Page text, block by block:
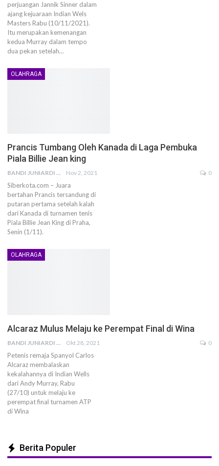
perjuangan Jannik Sinner dalam
ajang kejuaraan Indian Wels
Masters Rabu (10/11/2021).
Itu merupakan kemenangan
kedua Murray dalam tempo
dua pekan setelah…
OLAHRAGA
Prancis Tumbang Oleh Kanada di Laga Pembuka
Piala Billie Jean king
BANDI JUNIARDI Nov 2, 2021 0
Siberkota.com – Juara
bertahan Prancis tersandung di
putaran pertama setelah kalah
dari Kanada di turnamen tenis
Piala Billie Jean King di Praha,
Senin (1/11).
OLAHRAGA
Alcaraz Mulus Melaju ke Perempat Final di Wina
BANDI JUNIARDI Okt 28, 2021 0
Petenis remaja Spanyol Carlos
Alcaraz membalaskan
kekalahannya di Indian Wells
dari Andy Murray, Rabu
(27/10) untuk melaju ke
perempat final turnamen ATP
di Wina
Berita Populer